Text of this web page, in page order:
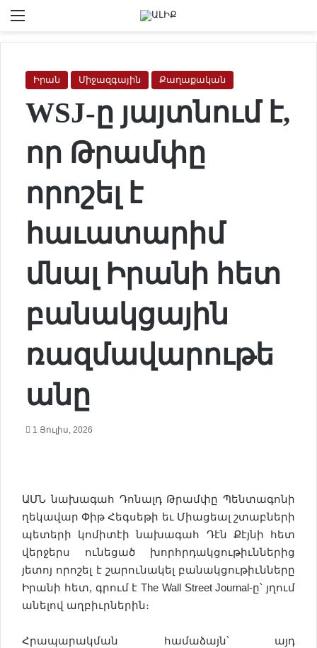
Իրան Միջազգային Քաղաքական
WSJ-ը յայտնում է,
որ Թրամփը
որոշել է
հաւատարիմ
մնալ Իրանի հետ
բանակցային
ռազմավարութե
անը
1 Յուլիս, 2026
ԱՄՆ նախագահ Դոնալդ Թրամփը Պենտագոնի
ղեկավար Փիթ Հեգսեթի եւ Միացեալ շտաբների
պետերի կոմիտէի նախագահ Դէն Քէյնի հետ
վերջերս ունեցած խորհրդակցութիւններից
յետոյ որոշել է շարունակել բանակցութիւնները
Իրանի հետ, գրում է The Wall Street Journal-ը՝ յղում
անելով աղբիւրներին։
Հրապարակման համաձայն՝ այդ